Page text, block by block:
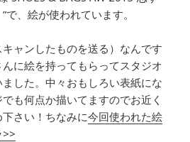
で、絵が使われています。
ャンしたものを送る）なんです
に絵を持ってもらってスタジオ
した。中々おもしろい表紙にな
も何点か描いてますのでお近く
さい！ちなみに今回使われた絵
>>